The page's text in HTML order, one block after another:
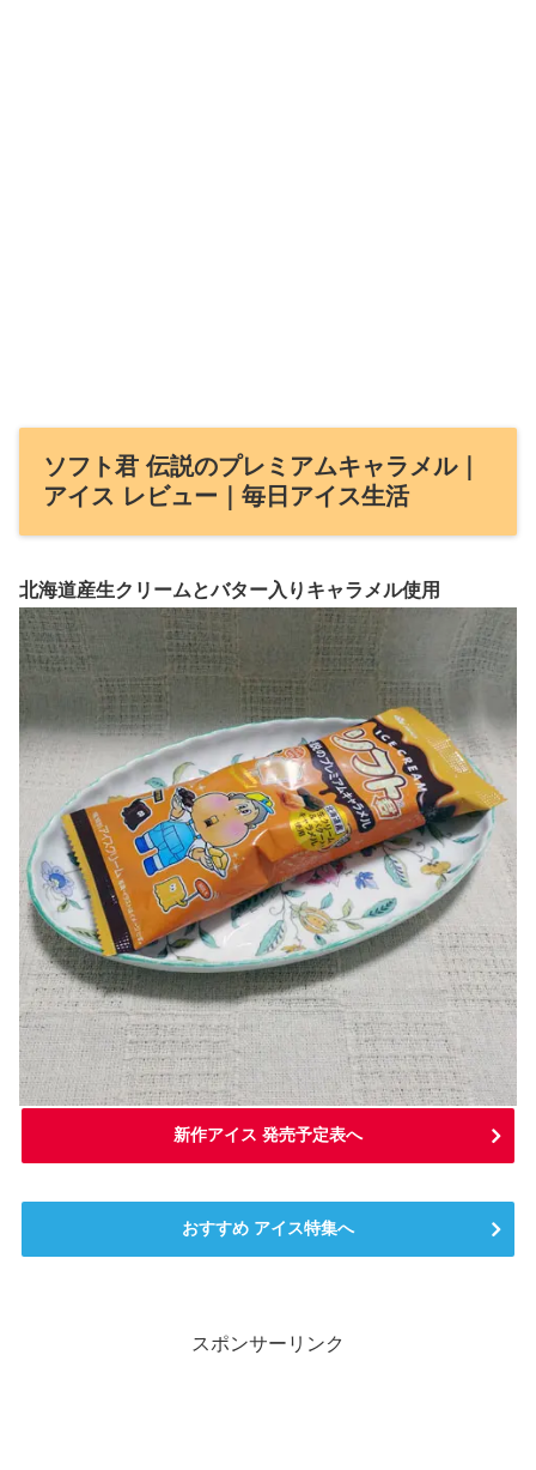
ソフト君 伝説のプレミアムキャラメル｜
アイス レビュー｜毎日アイス生活
北海道産生クリームとバター入りキャラメル使用
新作アイス 発売予定表へ
おすすめ アイス特集へ
スポンサーリンク